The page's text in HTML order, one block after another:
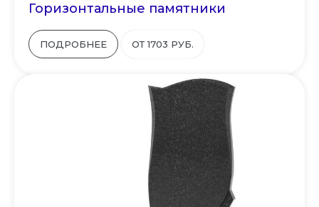
Горизонтальные памятники
ПОДРОБНЕЕ ОТ 1703 РУБ.